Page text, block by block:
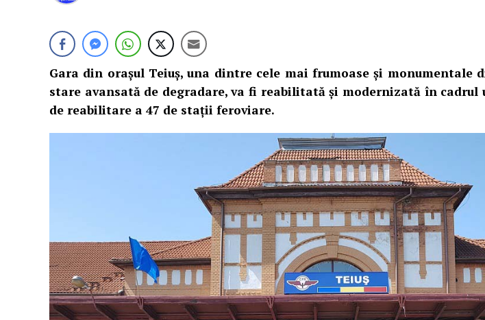
Gara din orașul Teiuş, una dintre cele mai frumoase şi monumentale
stare avansată de degradare, va fi reabilitată și modernizată în
de reabilitare a 47 de stații feroviare.